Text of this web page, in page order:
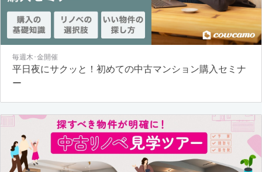
毎週木･金開催
平日夜にサクッと！初めての中古マンション購入セミナ
ー